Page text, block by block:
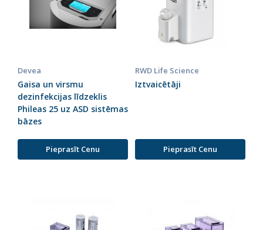
Devea
Gaisa un virsmu
dezinfekcijas līdzeklis
Phileas 25 uz ASD sistēmas
bāzes
Pieprasīt Cenu
RWD Life Science
Iztvaicētāji
Pieprasīt Cenu